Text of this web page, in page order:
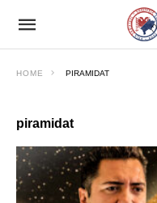
HOME PIRAMIDAT
piramidat